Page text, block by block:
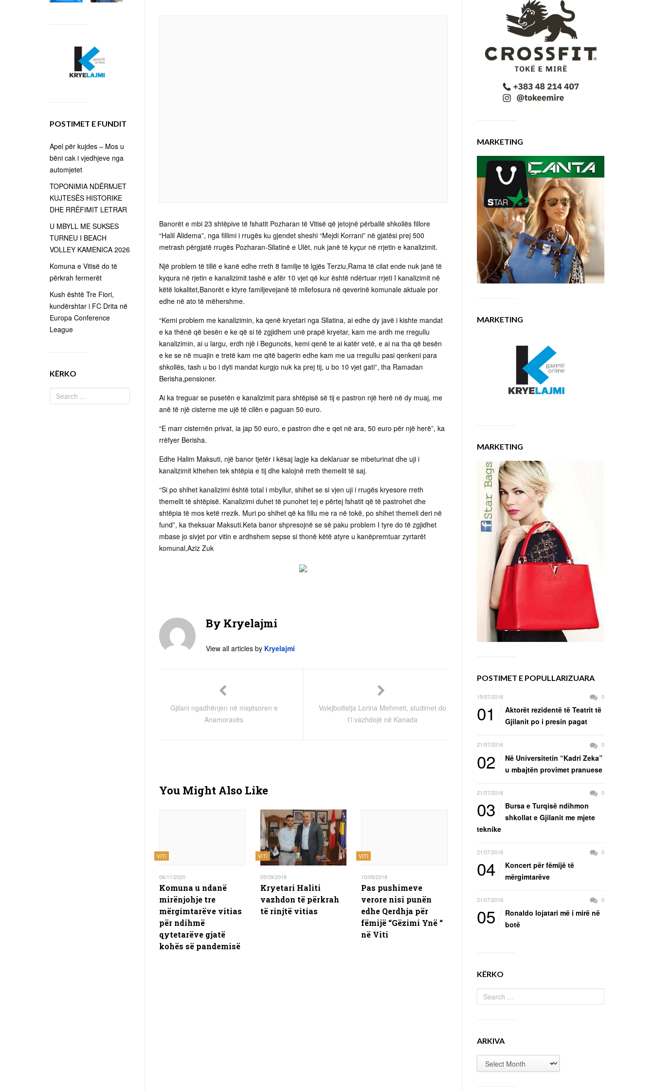
Banorët e mbi 23 shtëpive të fshatit Pozharan të Vitisë që jetojnë përballë shkollës fillore
“Halil Alidema”, nga fillimi i rrugës ku gjendet sheshi “Mejdi Korrani” në gjatësi prej 500
metrash përgjatë rrugës Pozharan-Sllatinë e Ulët, nuk janë të kyçur në rrjetin e kanalizimit.
Një problem të tillë e kanë edhe rreth 8 familje të lgjës Terziu,Rama të cilat ende nuk janë të
kyqura në rjetin e kanalizimit tashë e afër 10 vjet që kur është ndërtuar rrjeti I kanalizimit në
këtë lokalitet,Banorët e ktyre familjevejanë të mllefosura në qeverinë komunale aktuale por
edhe në ato të mëhershme.
“Kemi problem me kanalizimin, ka qenë kryetari nga Sllatina, ai edhe dy javë i kishte mandat
e ka thënë që besën e ke që si të zgjidhem unë prapë kryetar, kam me ardh me rregullu
kanalizimin, ai u largu, erdh një i Beguncës, kemi qenë te ai katër vetë, e ai na tha që besën
e ke se në muajin e tretë kam me qitë bagerin edhe kam me ua rregullu pasi qenkeni para
shkollës, tash u bo i dyti mandat kurgjo nuk ka prej tij, u bo 10 vjet gati”, tha Ramadan
Berisha,pensioner.
Ai ka treguar se pusetën e kanalizimit para shtëpisë së tij e pastron një herë në dy muaj, me
anë të një cisterne me ujë të cilën e paguan 50 euro.
“E marr cisternën privat, ia jap 50 euro, e pastron dhe e qet në ara, 50 euro për një herë”, ka
rrëfyer Berisha.
Edhe Halim Maksuti, një banor tjetër i kësaj lagje ka deklaruar se mbeturinat dhe uji i
kanalizimit kthehen tek shtëpia e tij dhe kalojnë rreth themelit të saj.
“Si po shihet kanalizimi është total i mbyllur, shihet se si vjen uji i rrugës kryesore rreth
themelit të shtëpisë. Kanalizimi duhet të punohet tej e përtej fshatit që të pastrohet dhe
shtëpia të mos ketë rrezik. Muri po shihet që ka fillu me ra në tokë, po shihet themeli deri në
fund”, ka theksuar Maksuti.Keta banor shpresojnë se së paku problem I tyre do të zgjidhet
mbase jo sivjet por vitin e ardhshem sepse si thonë këtë atyre u kanëpremtuar zyrtarët
komunal,Aziz Zuk
By Kryelajmi
View all articles by Kryelajmi
Gjilani ngadhënjen në miqësoren e
Anamoravës
Volejbollistja Lorina Mehmeti, studimet do
t’i vazhdojë në Kanada
You Might Also Like
VITI
06/11/2020
Komuna u ndanë
mirënjohje tre
mërgimtarëve vitias
për ndihmë
qytetarëve gjatë
kohës së pandemisë
VITI
05/09/2018
Kryetari Haliti
vazhdon të përkrah
të rinjtë vitias
VITI
10/09/2018
Pas pushimeve
verore nisi punën
edhe Qerdhja për
fëmijë “Gëzimi Ynë “
në Viti
MARKETING
MARKETING
MARKETING
POSTIMET E POPULLARIZUARA
15/07/2016 0
01
Aktorët rezidentë të Teatrit të
Gjilanit po i presin pagat
21/07/2016 0
02
Në Universitetin “Kadri Zeka”
u mbajtën provimet pranuese
21/07/2016 0
03
Bursa e Turqisë ndihmon
shkollat e Gjilanit me mjete
teknike
21/07/2016 0
04
Koncert për fëmijë të
mërgimtarëve
21/07/2016 0
05
Ronaldo lojatari më i mirë në
botë
KËRKO
ARKIVA
POSTIMET E FUNDIT
Apel për kujdes – Mos u
bëni cak i vjedhjeve nga
automjetet
TOPONIMIA NDËRMJET
KUJTESËS HISTORIKE
DHE RRËFIMIT LETRAR
U MBYLL ME SUKSES
TURNEU I BEACH
VOLLEY KAMENICA 2026
Komuna e Vitisë do të
përkrah fermerët
Kush është Tre Fiori,
kundërshtar i FC Drita në
Europa Conference
League
KËRKO